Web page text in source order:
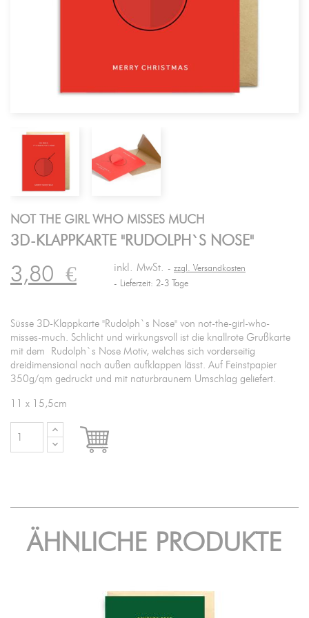
NOT THE GIRL WHO MISSES MUCH
3D-KLAPPKARTE "RUDOLPH`S NOSE"
3,80€ inkl. MwSt.
zzgl. Versandkosten
Lieferzeit: 2-3 Tage
Süsse 3D-Klappkarte "Rudolph`s Nose" von not-the-girl-who-
misses-much. Schlicht und wirkungsvoll ist die knallrote Grußkarte
mit dem Rudolph`s Nose Motiv, welches sich vorderseitig
dreidimensional nach außen aufklappen lässt. Auf Feinstpapier
350g/qm gedruckt und mit naturbraunem Umschlag geliefert.
11 x 15,5cm

ÄHNLICHE PRODUKTE